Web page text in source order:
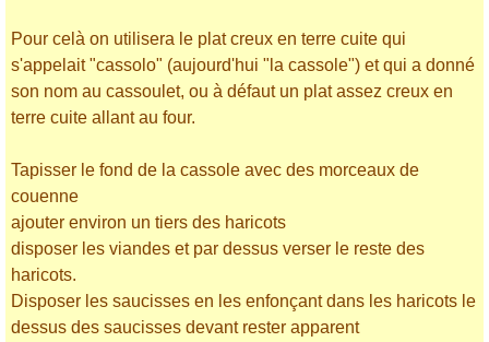
Pour celà on utilisera le plat creux en terre cuite qui
s'appelait "cassolo" (aujourd'hui "la cassole") et qui a donné
son nom au cassoulet, ou à défaut un plat assez creux en
terre cuite allant au four.
Tapisser le fond de la cassole avec des morceaux de
couenne
ajouter environ un tiers des haricots
disposer les viandes et par dessus verser le reste des
haricots.
Disposer les saucisses en les enfonçant dans les haricots le
dessus des saucisses devant rester apparent